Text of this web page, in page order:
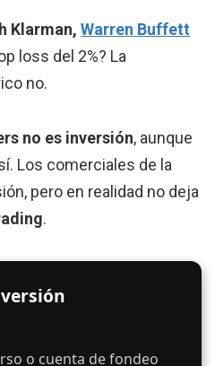
Klarman, Warren Buffett
loss del 2%? La
no.
no es inversión, aunque
Los comerciales de la
pero en realidad no deja
.
o cuenta de fondeo